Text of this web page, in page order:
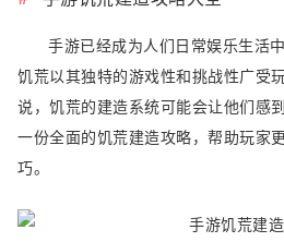
手游已经成为人们日常娱乐生活
饥荒以其独特的游戏性和挑战性广受
说，饥荒的建造系统可能会让他们感
一份全面的饥荒建造攻略，帮助玩家
巧。